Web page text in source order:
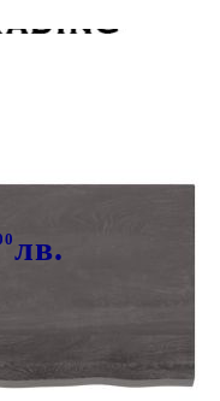
лв.
до 9 дни